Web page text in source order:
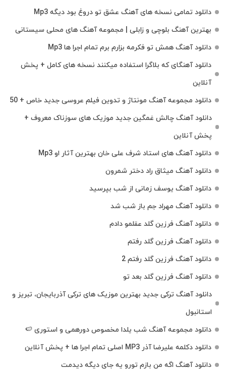
دانلود تمامی نسخه های آهنگ عشق تو دروغ بود دیگه Mp3
بهترین آهنگ بلوچی و زابلی | مجموعه آهنگ‌ های محلی سیستانی
دانلود آهنگ همش تو فکرمه بزارم برم تمام اجرا ها Mp3
دانلود آهنگای که بلاگرا استفاده میکنند نسخه های کامل + پخش
آنلاین
دانلود مجموعه آهنگ مونتاژ و تدوین فیلم عروسی جدید خاص + 50
دانلود آهنگ چالش غمگین جدید موزیک های سوزناک معروف +
پخش آنلاین
دانلود آهنگ های استاد شرف علی خان بهترین آثار او Mp3
دانلود آهنگ میثاق راد دختر شمرون
دانلود آهنگ یوسف زمانی از شب بپرسید
دانلود آهنگ مهراد جم باز شب شد
دانلود آهنگ فرزین گلد عقلمو دادم
دانلود آهنگ فرزین گلد رفتم
دانلود آهنگ فرزین گلد رفتم 2
دانلود آهنگ فرزین گلد بعد تو
دانلود آهنگ ترکی جدید بهترین موزیک‌ های ترکی آذربایجان، تبریز و
استانبول
دانلود مجموعه آهنگ شب یلدا مخصوص دورهمی و استوری 🍉
دانلود دکلمه علیرضا آذر MP3 اصلی تمام اجرا ها + پخش آنلاین
دانلود آهنگ اگه من بازم تورو یه جای دیگه دیدمت